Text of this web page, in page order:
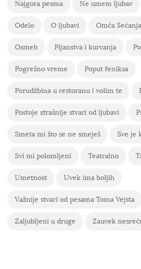
Najgora pesma Ne umem ljubav
Odelo O ljubavi Omča Sećanja
Osmeh Pijanstva i kurvanja
Pogrešno vreme Poput feniksa
Porudžbina u restoranu i volim te
Postoje strašnije stvari od ljubavi
Smeta mi što se ne smeješ Sve je
Svi mi polomljeni Teatralno
Umetnost Uvek ima boljih
Važnije stvari od pesama Toma Vejsta
Zaljubljeni u druge Zauvek